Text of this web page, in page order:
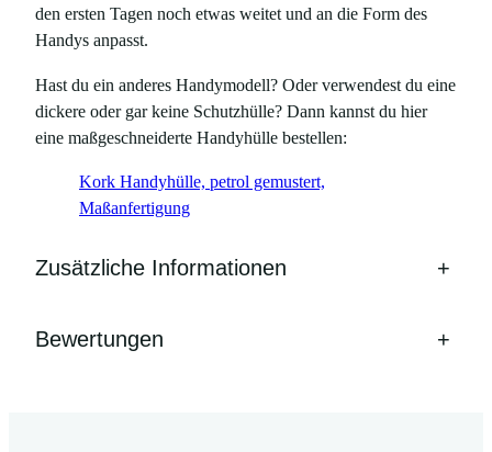
den ersten Tagen noch etwas weitet und an die Form des
Handys anpasst.
Hast du ein anderes Handymodell? Oder verwendest du eine
dickere oder gar keine Schutzhülle? Dann kannst du hier
eine maßgeschneiderte Handyhülle bestellen:
Kork Handyhülle, petrol gemustert,
Maßanfertigung
Zusätzliche Informationen +
Bewertungen +